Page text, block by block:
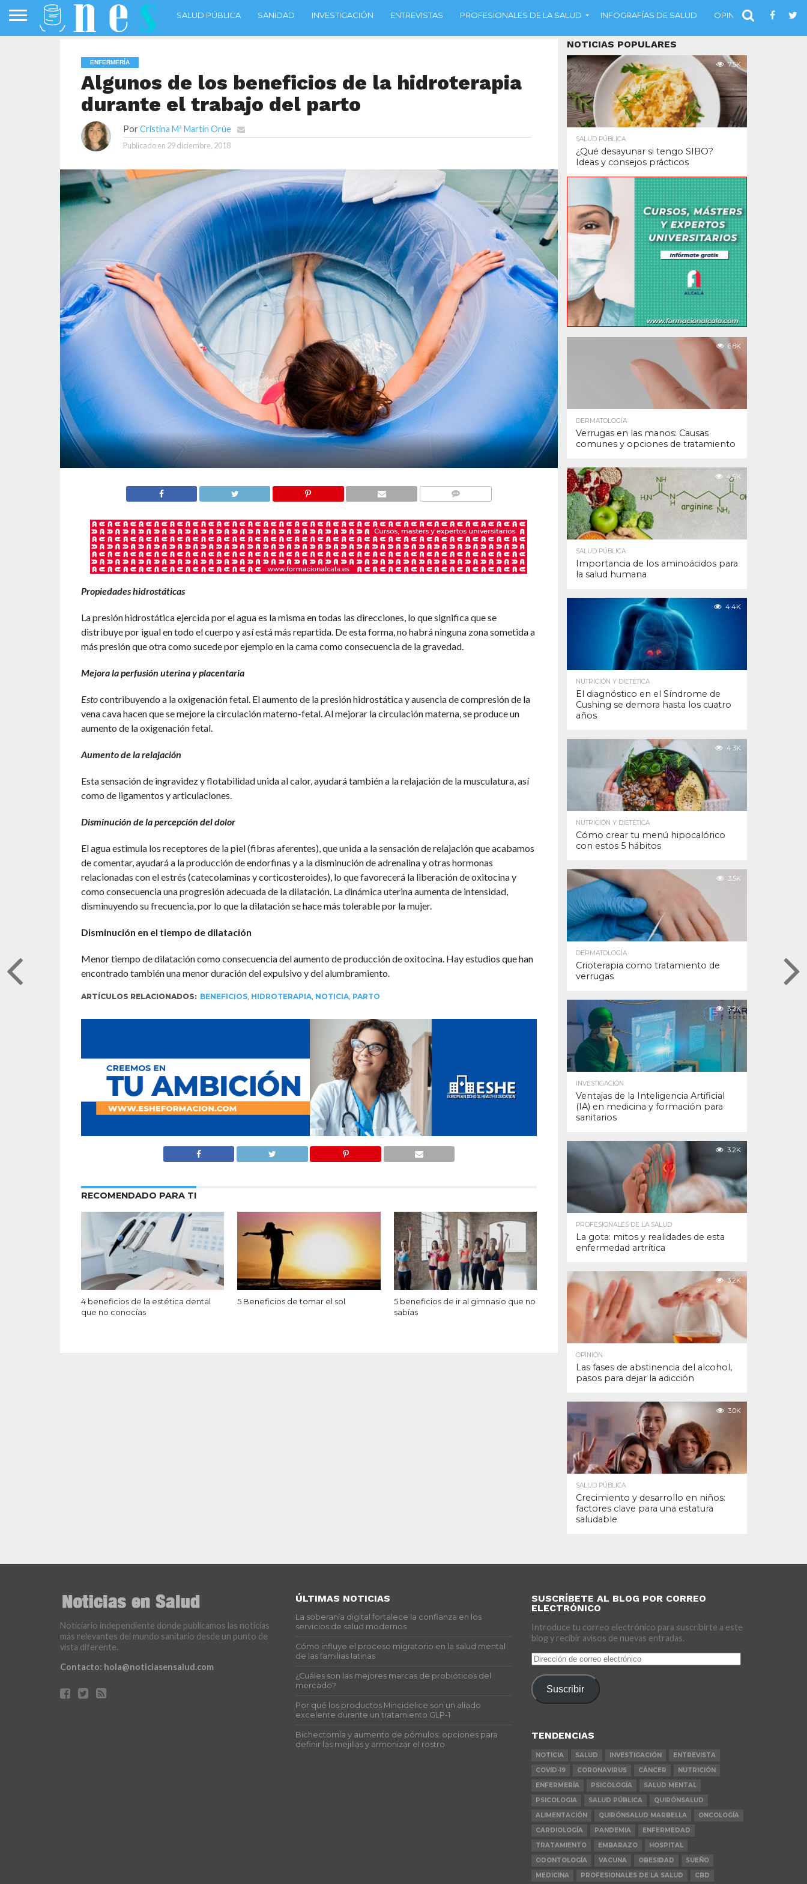
SALUD PÚBLICA SANIDAD INVESTIGACIÓN ENTREVISTAS PROFESIONALES DE LA SALUD INFOGRAFÍAS DE SALUD OPINIÓN
ENFERMERÍA
Algunos de los beneficios de la hidroterapia
durante el trabajo del parto
Por Cristina Mª Martín Orúe
Publicado en 29 diciembre, 2018
Propiedades hidrostáticas
La presión hidrostática ejercida por el agua es la misma en todas las direcciones, lo que significa que se
distribuye por igual en todo el cuerpo y así está más repartida. De esta forma, no habrá ninguna zona sometida a
más presión que otra como sucede por ejemplo en la cama como consecuencia de la gravedad.
Mejora la perfusión uterina y placentaria
Estocontribuyendo a la oxigenación fetal. El aumento de la presión hidrostática y ausencia de compresión de la
vena cava hacen que se mejore la circulación materno-fetal. Al mejorar la circulación materna, se produce un
aumento de la oxigenación fetal.
Aumento de la relajación
Esta sensación de ingravidez y flotabilidad unida al calor, ayudará también a la relajación de la musculatura, así
como de ligamentos y articulaciones.
Disminución de la percepción del dolor
El agua estimula los receptores de la piel (fibras aferentes), que unida a la sensación de relajación que acabamos
de comentar, ayudará a la producción de endorfinas y a la disminución de adrenalina y otras hormonas
relacionadas con el estrés (catecolaminas y corticosteroides), lo que favorecerá la liberación de oxitocina y
como consecuencia una progresión adecuada de la dilatación. La dinámica uterina aumenta de intensidad,
disminuyendo su frecuencia, por lo que la dilatación se hace más tolerable por la mujer.
Disminución en el tiempo de dilatación
Menor tiempo de dilatación como consecuencia del aumento de producción de oxitocina. Hay estudios que han
encontrado también una menor duración del expulsivo y del alumbramiento.
ARTÍCULOS RELACIONADOS: BENEFICIOS, HIDROTERAPIA, NOTICIA, PARTO
RECOMENDADO PARA TI
4 beneficios de la estética dental
que no conocías
5 Beneficios de tomar el sol
5 beneficios de ir al gimnasio que no
sabías
NOTICIAS POPULARES
7.5K
SALUD PÚBLICA
¿Qué desayunar si tengo SIBO?
Ideas y consejos prácticos
6.8K
DERMATOLOGÍA
Verrugas en las manos: Causas
comunes y opciones de tratamiento
4.6K
SALUD PÚBLICA
Importancia de los aminoácidos para
la salud humana
4.4K
NUTRICIÓN Y DIETÉTICA
El diagnóstico en el Síndrome de
Cushing se demora hasta los cuatro
años
4.3K
NUTRICIÓN Y DIETÉTICA
Cómo crear tu menú hipocalórico
con estos 5 hábitos
3.5K
DERMATOLOGÍA
Crioterapia como tratamiento de
verrugas
3.2K
INVESTIGACIÓN
Ventajas de la Inteligencia Artificial
(IA) en medicina y formación para
sanitarios
3.2K
PROFESIONALES DE LA SALUD
La gota: mitos y realidades de esta
enfermedad artrítica
3.2K
OPINIÓN
Las fases de abstinencia del alcohol,
pasos para dejar la adicción
3.0K
SALUD PÚBLICA
Crecimiento y desarrollo en niños:
factores clave para una estatura
saludable
Noticiario independiente donde publicamos las noticias
más relevantes del mundo sanitario desde un punto de
vista diferente.
Contacto: hola@noticiasensalud.com
ÚLTIMAS NOTICIAS
La soberanía digital fortalece la confianza en los
servicios de salud modernos
Cómo influye el proceso migratorio en la salud mental
de las familias latinas
¿Cuáles son las mejores marcas de probióticos del
mercado?
Por qué los productos Mincidelice son un aliado
excelente durante un tratamiento GLP-1
Bichectomía y aumento de pómulos: opciones para
definir las mejillas y armonizar el rostro
SUSCRÍBETE AL BLOG POR CORREO
ELECTRÓNICO
Introduce tu correo electrónico para suscribirte a este
blog y recibir avisos de nuevas entradas.
Dirección
de
correo
electrónico
Suscribir
TENDENCIAS
NOTICIA SALUD INVESTIGACIÓN
ENTREVISTA
COVID-19
CORONAVIRUS CÁNCER
NUTRICIÓN
ENFERMERÍA
PSICOLOGÍA
SALUD MENTAL
PSICOLOGIA
SALUD PÚBLICA
QUIRÓNSALUD
ALIMENTACIÓN
QUIRÓNSALUD MARBELLA
ONCOLOGÍA
CARDIOLOGÍA
PANDEMIA
ENFERMEDAD
TRATAMIENTO
EMBARAZO
HOSPITAL
ODONTOLOGÍA
VACUNA OBESIDAD
SUEÑO
MEDICINA
PROFESIONALES DE LA SALUD CBD